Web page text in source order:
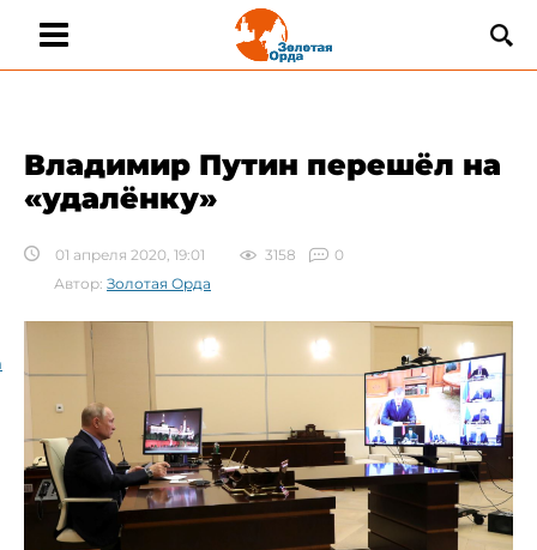
Владимир ​Путин перешёл на
«удалёнку»
01 апреля 2020, 19:01 3158
0
Автор: Золотая Орда